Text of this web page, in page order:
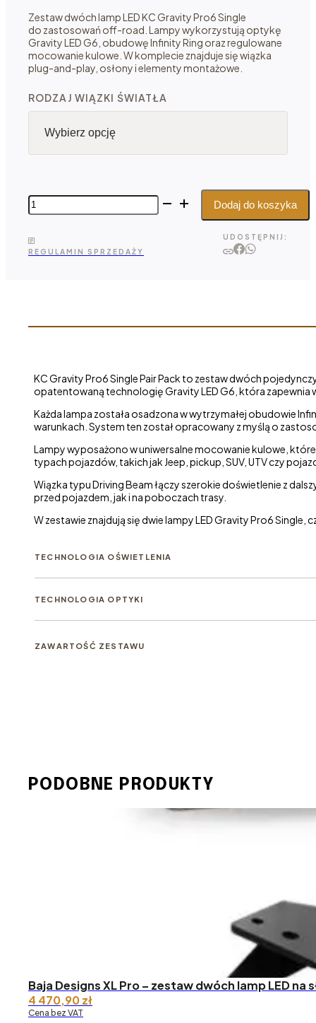
Zestaw dwóch lamp LED KC Gravity Pro6 Single
do zastosowań off-road. Lampy wykorzystują optykę
Gravity LED G6, obudowę Infinity Ring oraz regulowane
mocowanie kulowe. W komplecie znajduje się wiązka
plug-and-play, osłony i elementy montażowe.
RODZAJ WIĄZKI ŚWIATŁA
ilość
KC
Pro6
-
Dodaj do koszyka
REGULAMIN SPRZEDAŻY
UDOSTĘPNIJ:
KC Gravity Pro6 Single Pair Pack to zestaw dwóch
opatentowaną technologię Gravity LED G6, która
Każda lampa została osadzona w wytrzymałej obudowie
warunkach. System ten został opracowany z myślą o
Lampy wyposażono w uniwersalne mocowanie kulowe,
typach pojazdów, takich jak Jeep, pickup, SUV, UTV czy
Wiązka typu Driving Beam łączy szerokie doświetlenie z
przed pojazdem, jak i na poboczach trasy.
W zestawie znajdują się dwie lampy LED Gravity Pro6
TECHNOLOGIA OŚWIETLENIA
TECHNOLOGIA OPTYKI
ZAWARTOŚĆ ZESTAWU
PODOBNE PRODUKTY
Baja Designs XL Pro – zestaw dwóch lamp LED na
4 470,90zł
Cena bez VAT